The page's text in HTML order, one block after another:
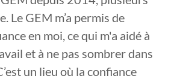
Le GEM m’a permis de
en moi, ce qui m'a aidé à
et à ne pas sombrer dans
un lieu où la confiance